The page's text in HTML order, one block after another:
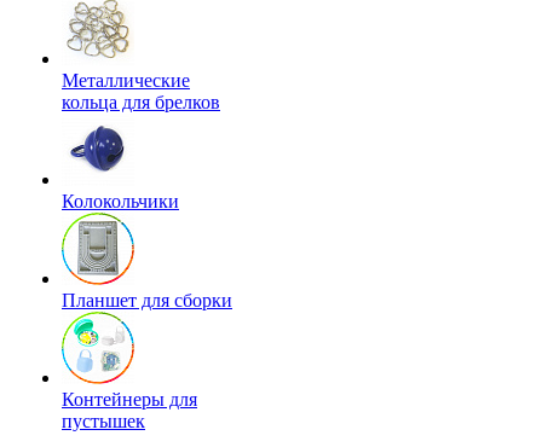
Металлические
кольца для брелков
Колокольчики
Планшет для сборки
Контейнеры для
пустышек